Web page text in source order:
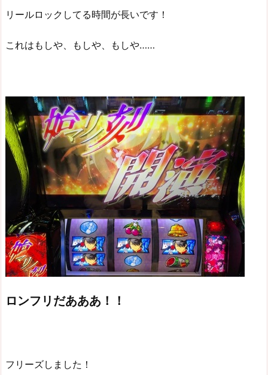
リールロックしてる時間が長いです！
これはもしや、もしや、もしや……
ロンフリだあああ！！
フリーズしました！